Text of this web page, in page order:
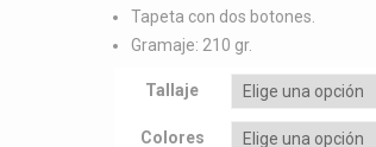
Tapeta con dos botones.
Gramaje: 210 gr.
Tallaje
Colores